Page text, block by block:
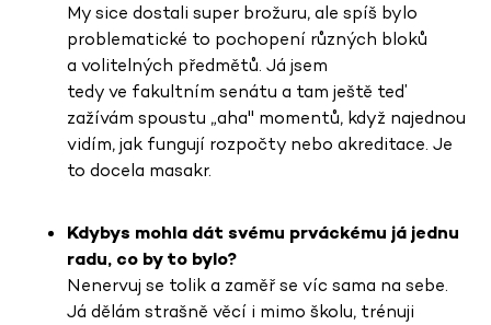
My sice dostali super brožuru, ale spíš bylo
problematické to pochopení různých bloků
a volitelných předmětů. Já jsem
tedy ve fakultním senátu a tam ještě teď
zažívám spoustu „aha" momentů, když najednou
vidím, jak fungují rozpočty nebo akreditace. Je
to docela masakr.
Kdybys mohla dát svému prváckému já jednu
radu, co by to bylo?
Nenervuj se tolik a zaměř se víc sama na sebe.
Já dělám strašně věcí i mimo školu, trénuji